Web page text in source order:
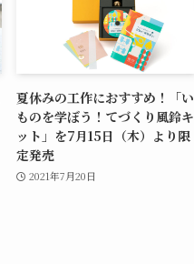
夏休みの工作におすすめ！「い
ものを学ぼう！てづくり風鈴キ
ット」を7月15日（木）より限
定発売
2021年7月20日